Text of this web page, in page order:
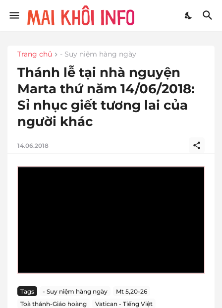
Trang chủ - Suy niệm hàng ngày
Thánh lễ tại nhà nguyện
Marta thứ năm 14/06/2018:
Sỉ nhục giết tương lai của
người khác
14.06.2018
Tags - Suy niệm hàng ngày
Mt 5,20-26
Toà thánh-Giáo hoàng
Vatican - Tiếng Việt